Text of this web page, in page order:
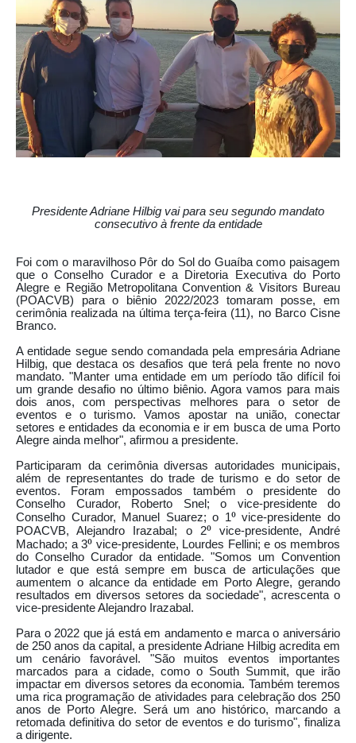
Presidente Adriane Hilbig vai para seu segundo mandato
consecutivo à frente da entidade
Foi com o maravilhoso Pôr do Sol do Guaíba como paisagem
que o Conselho Curador e a Diretoria Executiva do Porto
Alegre e Região Metropolitana Convention & Visitors Bureau
(POACVB) para o biênio 2022/2023 tomaram posse, em
cerimônia realizada na última terça-feira (11), no Barco Cisne
Branco.
A entidade segue sendo comandada pela empresária Adriane
Hilbig, que destaca os desafios que terá pela frente no novo
mandato. "Manter uma entidade em um período tão difícil foi
um grande desafio no último biênio. Agora vamos para mais
dois anos, com perspectivas melhores para o setor de
eventos e o turismo. Vamos apostar na união, conectar
setores e entidades da economia e ir em busca de uma Porto
Alegre ainda melhor", afirmou a presidente.
Participaram da cerimônia diversas autoridades municipais,
além de representantes do trade de turismo e do setor de
eventos. Foram empossados também o presidente do
Conselho Curador, Roberto Snel; o vice-presidente do
Conselho Curador, Manuel Suarez; o 1⁰vice-presidente do
POACVB, Alejandro Irazabal; o 2⁰vice-presidente, André
Machado; a 3⁰ vice-presidente, Lourdes Fellini; e os membros
do Conselho Curador da entidade. "Somos um Convention
lutador e que está sempre em busca de articulações que
aumentem o alcance da entidade em Porto Alegre, gerando
resultados em diversos setores da sociedade", acrescenta o
vice-presidente Alejandro Irazabal.
Para o 2022 que já está em andamento e marca o aniversário
de 250 anos da capital, a presidente Adriane Hilbig acredita em
um cenário favorável. "São muitos eventos importantes
marcados para a cidade, como o South Summit, que irão
impactar em diversos setores da economia. Também teremos
uma rica programação de atividades para celebração dos 250
anos de Porto Alegre. Será um ano histórico, marcando a
retomada definitiva do setor de eventos e do turismo", finaliza
a dirigente.